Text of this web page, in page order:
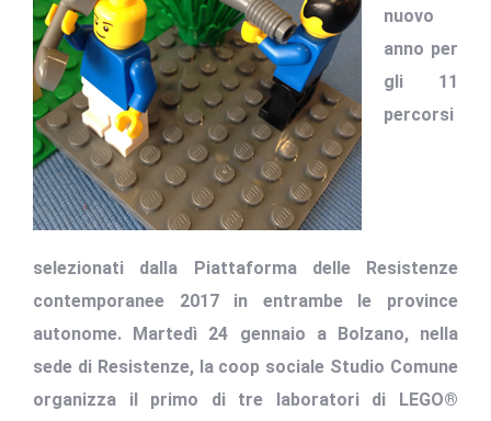
nuovo
anno per
gli 11
percorsi
selezionati dalla Piattaforma delle Resistenze
contemporanee 2017 in entrambe le province
autonome. Martedì 24 gennaio a Bolzano, nella
sede di Resistenze, la coop sociale Studio Comune
organizza il primo di tre laboratori di LEGO®